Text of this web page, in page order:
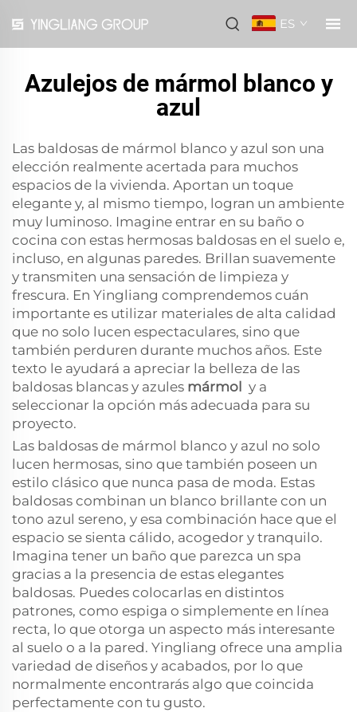
ES
Azulejos de mármol blanco y
azul
Las baldosas de mármol blanco y azul son una
elección realmente acertada para muchos
espacios de la vivienda. Aportan un toque
elegante y, al mismo tiempo, logran un ambiente
muy luminoso. Imagine entrar en su baño o
cocina con estas hermosas baldosas en el suelo e,
incluso, en algunas paredes. Brillan suavemente
y transmiten una sensación de limpieza y
frescura. En Yingliang comprendemos cuán
importante es utilizar materiales de alta calidad
que no solo lucen espectaculares, sino que
también perduren durante muchos años. Este
texto le ayudará a apreciar la belleza de las
baldosas blancas y azules mármol
y a
seleccionar la opción más adecuada para su
proyecto.
Las baldosas de mármol blanco y azul no solo
lucen hermosas, sino que también poseen un
estilo clásico que nunca pasa de moda. Estas
baldosas combinan un blanco brillante con un
tono azul sereno, y esa combinación hace que el
espacio se sienta cálido, acogedor y tranquilo.
Imagina tener un baño que parezca un spa
gracias a la presencia de estas elegantes
baldosas. Puedes colocarlas en distintos
patrones, como espiga o simplemente en línea
recta, lo que otorga un aspecto más interesante
al suelo o a la pared. Yingliang ofrece una amplia
variedad de diseños y acabados, por lo que
normalmente encontrarás algo que coincida
perfectamente con tu gusto.